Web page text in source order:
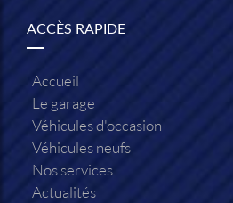
ACCÈS RAPIDE
Accueil
Le garage
Véhicules d'occasion
Véhicules neufs
Nos services
Actualités